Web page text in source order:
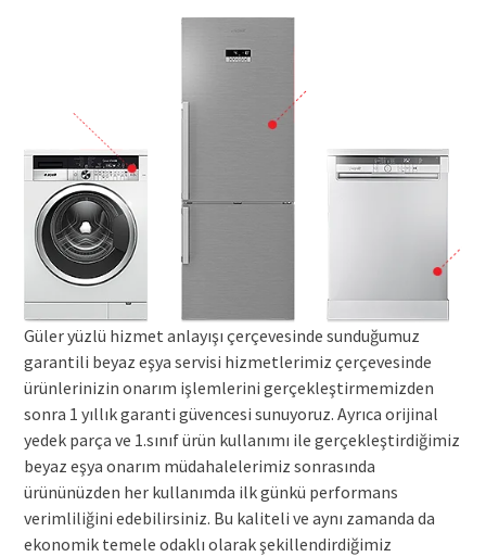
Güler yüzlü hizmet anlayışı çerçevesinde sunduğumuz
garantili beyaz eşya servisi hizmetlerimiz çerçevesinde
ürünlerinizin onarım işlemlerini gerçekleştirmemizden
sonra 1 yıllık garanti güvencesi sunuyoruz. Ayrıca orijinal
yedek parça ve 1.sınıf ürün kullanımı ile gerçekleştirdiğimiz
beyaz eşya onarım müdahalelerimiz sonrasında
ürününüzden her kullanımda ilk günkü performans
verimliliğini edebilirsiniz. Bu kaliteli ve aynı zamanda da
ekonomik temele odaklı olarak şekillendirdiğimiz